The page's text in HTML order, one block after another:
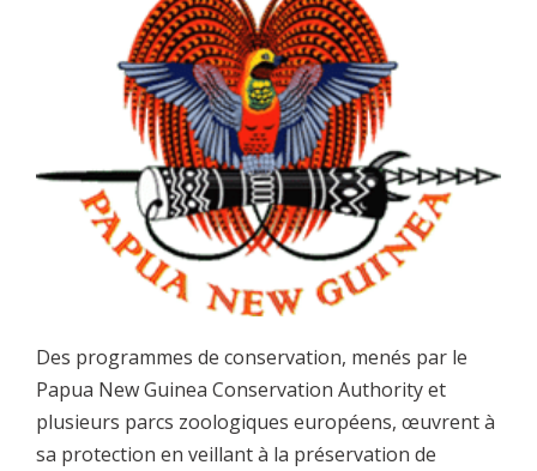
Des programmes de conservation, menés par le
Papua New Guinea Conservation Authority et
plusieurs parcs zoologiques européens, œuvrent à
sa protection en veillant à la préservation de